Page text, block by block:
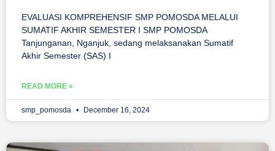
EVALUASI KOMPREHENSIF SMP POMOSDA MELALUI
SUMATIF AKHIR SEMESTER I SMP POMOSDA
Tanjunganan, Nganjuk, sedang melaksanakan Sumatif
Akhir Semester (SAS) I
READ MORE »
smp_pomosda December 16, 2024